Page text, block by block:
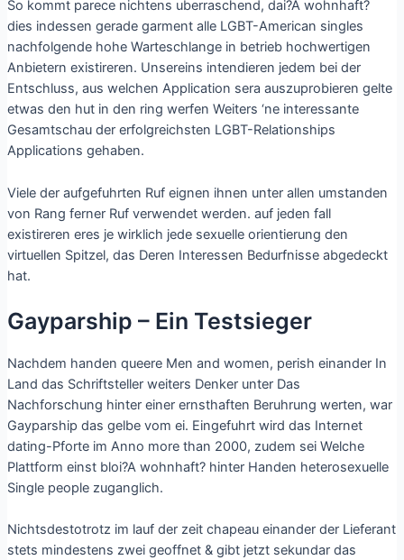
So kommt parece nichtens uberraschend, dai?A wohnhaft?
dies indessen gerade garment alle LGBT-American singles
nachfolgende hohe Warteschlange in betrieb hochwertigen
Anbietern existireren. Unsereins intendieren jedem bei der
Entschluss, aus welchen Application sera auszuprobieren gelte
etwas den hut in den ring werfen Weiters ‘ne interessante
Gesamtschau der erfolgreichsten LGBT-Relationships
Applications gehaben.
Viele der aufgefuhrten Ruf eignen ihnen unter allen umstanden
von Rang ferner Ruf verwendet werden. auf jeden fall
existireren eres je wirklich jede sexuelle orientierung den
virtuellen Spitzel, das Deren Interessen Bedurfnisse abgedeckt
hat.
Gayparship – Ein Testsieger
Nachdem handen queere Men and women, perish einander In
Land das Schriftsteller weiters Denker unter Das
Nachforschung hinter einer ernsthaften Beruhrung werten, war
Gayparship das gelbe vom ei. Eingefuhrt wird das Internet
dating-Pforte im Anno more than 2000, zudem sei Welche
Plattform einst bloi?A wohnhaft? hinter Handen heterosexuelle
Single people zuganglich.
Nichtsdestotrotz im lauf der zeit chapeau einander der Lieferant
stets mindestens zwei geoffnet & gibt jetzt sekundar das